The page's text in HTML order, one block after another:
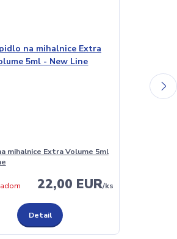
mihalnice Extra Volume 5ml
22,00 EUR/ks
Detail